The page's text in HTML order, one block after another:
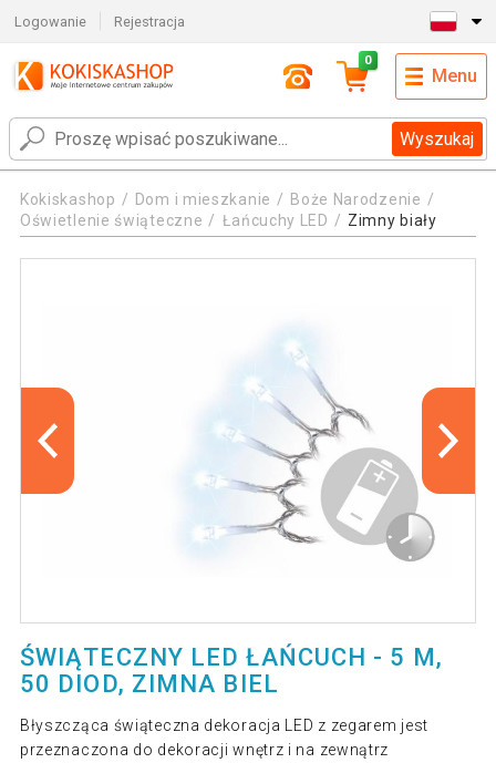
Logowanie Rejestracja
Wyszukaj
0
Menu
Kokiskashop Dom i mieszkanie
Boże Narodzenie
Oświetlenie świąteczne
Łańcuchy LED Zimny biały
ŚWIĄTECZNY LED ŁAŃCUCH - 5 M,
50 DIOD, ZIMNA BIEL
Błyszcząca świąteczna dekoracja LED z zegarem jest
przeznaczona do dekoracji wnętrz i na zewnątrz